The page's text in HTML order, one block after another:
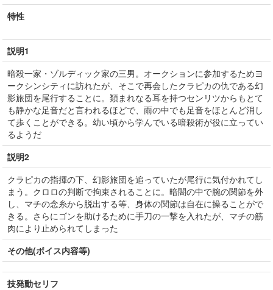
特性
説明1
暗殺一家・ゾルディック家の三男。オークションに参加するためヨ
ークシンシティに訪れたが、そこで再会したクラピカの仇である幻
影旅団を尾行することに。類まれなる耳を持つセンリツからもとて
も静かな足音だと言われるほどで、雨の中でも足音をほとんど消し
て歩くことができる。幼い頃から学んでいる暗殺術が役に立ってい
るようだ
説明2
クラピカの指揮の下、幻影旅団を追っていたが尾行に気付かれてし
まう。クロロの判断で拘束されることに。暗闇の中で腕の関節を外
し、マチの念糸から脱出する等、身体の関節は自在に操ることがで
きる。さらにゴンを助けるために手刀の一撃を入れたが、マチの筋
肉により止められてしまった
その他(ボイス内容等)
技発動セリフ